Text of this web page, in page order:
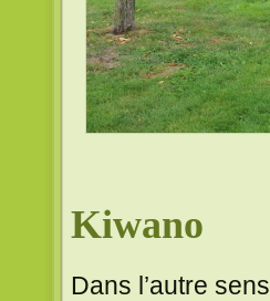
Kiwano
Dans l’autre